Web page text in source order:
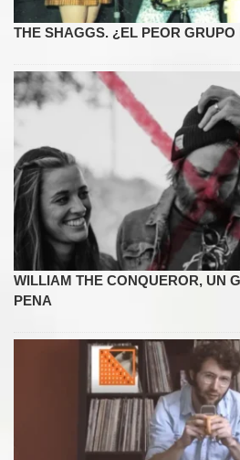
THE SHAGGS. ¿EL PEOR
WILLIAM THE CONQUEROR, UN
PENA